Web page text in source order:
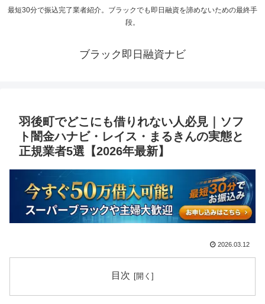
最短30分で振込完了業者紹介。ブラックでも即日融資を諦めないための最終手
段。
ブラック即日融資ナビ
羽後町でどこにも借りれない人必見｜ソフ
ト闇金ハナビ・レイス・まるきんの実態と
正規業者5選【2026年最新】
2026.03.12
目次